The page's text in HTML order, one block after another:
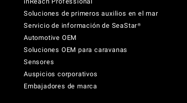
Soluciones de primeros auxilios en el mar
Servicio de información de SeaStar®
Automotive OEM
Soluciones OEM para caravanas
Sensores
Auspicios corporativos
Embajadores de marca